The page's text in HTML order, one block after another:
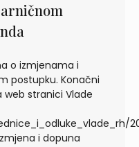
o izmjenama i
postupku. Konačni
web stranici Vlade
i dopuna